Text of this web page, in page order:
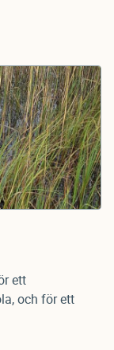
ett
och för ett